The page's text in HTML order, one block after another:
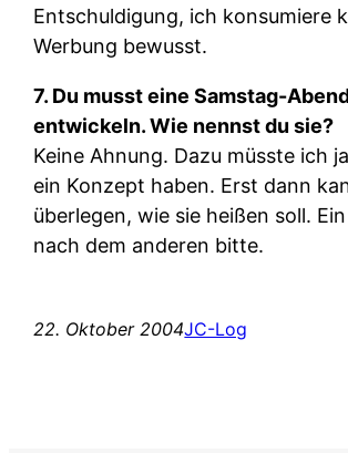
Entschuldigung, ich konsumiere
Werbung bewusst.
7. Du musst eine Samstag-
entwickeln. Wie nennst du sie?
Keine Ahnung. Dazu müsste ich
ein Konzept haben. Erst dann
überlegen, wie sie heißen soll.
nach dem anderen bitte.
22. Oktober 2004JC-Log